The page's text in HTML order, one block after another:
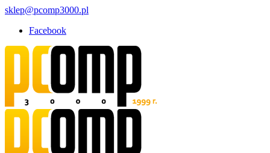
sklep@pcomp3000.pl
Facebook